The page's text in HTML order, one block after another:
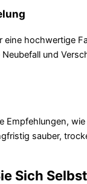
eine hochwertige
und
Empfehlungen,
sauber,
Sich